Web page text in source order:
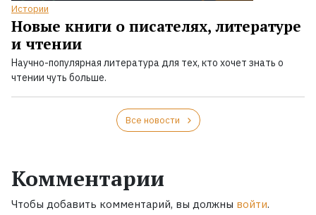
Истории
Новые книги о писателях, литературе
и чтении
Научно-популярная литература для тех, кто хочет знать о
чтении чуть больше.
Все новости
Комментарии
Чтобы добавить комментарий, вы должны войти.